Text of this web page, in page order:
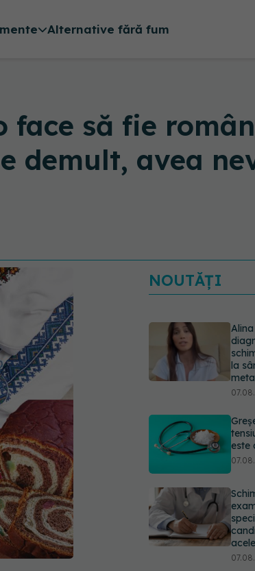
Alternative fără fum
face să fie
demult, avea
NOUTĂȚI
la
este